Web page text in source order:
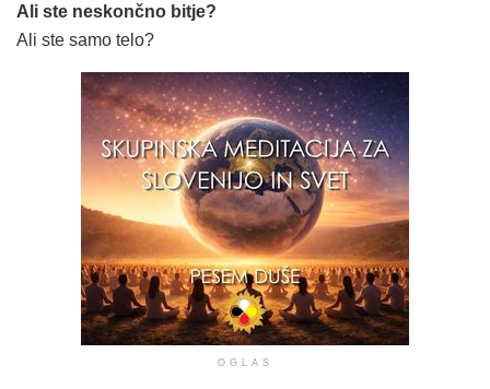
Ali ste neskončno bitje?
Ali ste samo telo?
OGLAS